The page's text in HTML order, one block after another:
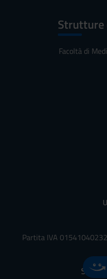
Facoltà di
Partita IVA